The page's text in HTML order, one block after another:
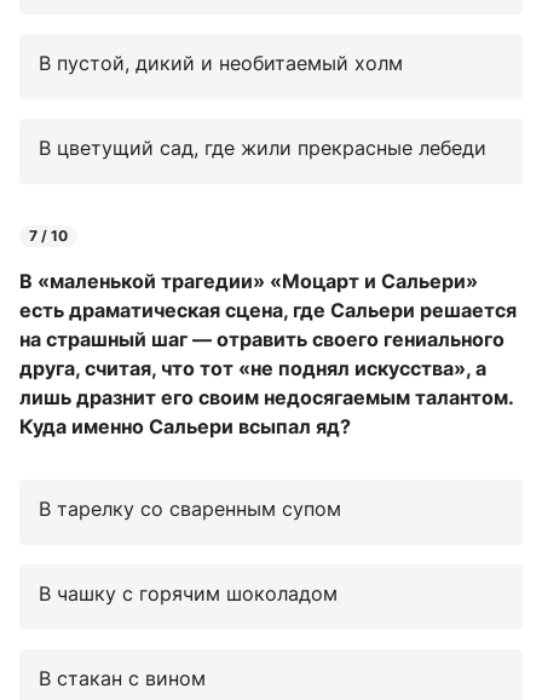
В пустой, дикий и необитаемый холм
В цветущий сад, где жили прекрасные лебеди
7 / 10
В «маленькой трагедии» «Моцарт и Сальери»
есть драматическая сцена, где Сальери решается
на страшный шаг — отравить своего гениального
друга, считая, что тот «не поднял искусства», а
лишь дразнит его своим недосягаемым талантом.
Куда именно Сальери всыпал яд?
В тарелку со сваренным супом
В чашку с горячим шоколадом
В стакан с вином